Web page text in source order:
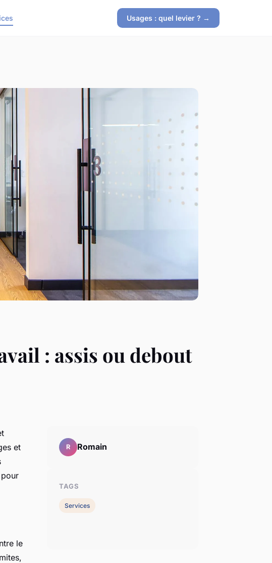
Usages : quel levier ? →
: assis ou debout
et
le
R Romain
TAGS
Services